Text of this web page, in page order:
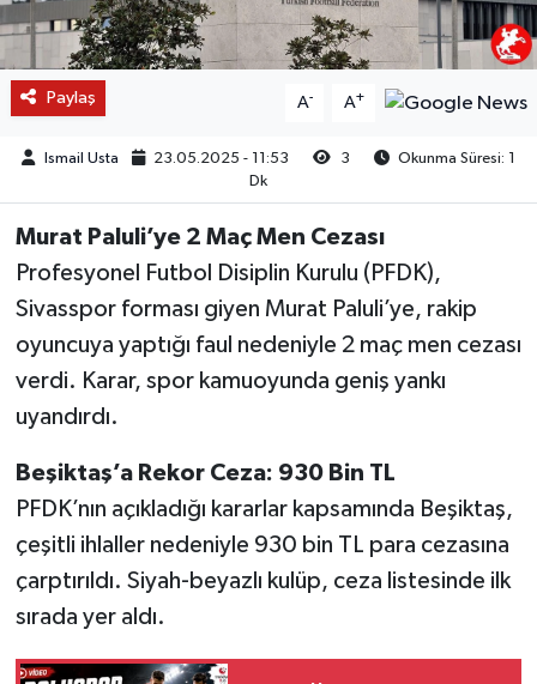
Paylaş A- A+
Ismail Usta 23.05.2025 - 11:53 3
Okunma Süresi: 1
Dk
Murat Paluli’ye 2 Maç Men Cezası
Profesyonel Futbol Disiplin Kurulu (PFDK),
Sivasspor forması giyen Murat Paluli’ye, rakip
oyuncuya yaptığı faul nedeniyle 2 maç men cezası
verdi. Karar, spor kamuoyunda geniş yankı
uyandırdı.
Beşiktaş’a Rekor Ceza: 930 Bin TL
PFDK’nın açıkladığı kararlar kapsamında Beşiktaş,
çeşitli ihlaller nedeniyle 930 bin TL para cezasına
çarptırıldı. Siyah-beyazlı kulüp, ceza listesinde ilk
sırada yer aldı.